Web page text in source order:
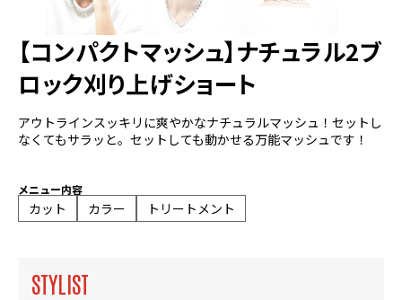
【コンパクトマッシュ】ナチュラル2ブ
ロック刈り上げショート
アウトラインスッキリに爽やかなナチュラルマッシュ！セットし
なくてもサラッと。セットしても動かせる万能マッシュです！
メニュー内容
カット カラー トリートメント
STYLIST